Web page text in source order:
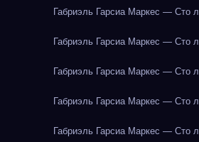
Габриэль Гарсиа Маркес — Сто
Габриэль Гарсиа Маркес — Сто
Габриэль Гарсиа Маркес — Сто
Габриэль Гарсиа Маркес — Сто
Габриэль Гарсиа Маркес — Сто